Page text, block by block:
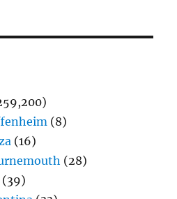
(8)
(16)
(28)
(39)